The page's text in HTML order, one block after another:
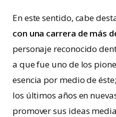
En este sentido, cabe
con una carrera de más
personaje reconocido
a que fue uno de los
esencia por medio de
los últimos años en
promover sus ideas